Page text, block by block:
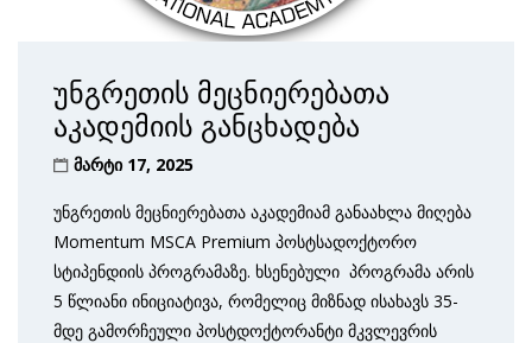
უნგრეთის მეცნიერებათა
აკადემიის განცხადება
მარტი 17, 2025
უნგრეთის მეცნიერებათა აკადემიამ განაახლა მიღება
Momentum MSCA Premium პოსტსადოქტორო
სტიპენდიის პროგრამაზე. ხსენებული პროგრამა არის
5 წლიანი ინიციატივა, რომელიც მიზნად ისახავს 35-
მდე გამორჩეული პოსტდოქტორანტი მკვლევრის